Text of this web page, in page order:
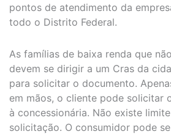
pontos de atendimento da
todo o Distrito Federal.
As famílias de baixa renda que
devem se dirigir a um Cras da
para solicitar o documento.
em mãos, o cliente pode solicitar
à concessionária. Não existe
solicitação. O consumidor pode